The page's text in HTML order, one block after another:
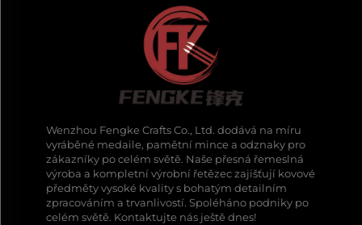
Wenzhou Fengke Crafts Co., Ltd. dodává na míru
vyráběné medaile, pamětní mince a odznaky pro
zákazníky po celém světě. Naše přesná řemeslná
výroba a kompletní výrobní řetězec zajišťují kovové
předměty vysoké kvality s bohatým detailním
zpracováním a trvanlivostí. Spoléháno podniky po
celém světě. Kontaktujte nás ještě dnes!